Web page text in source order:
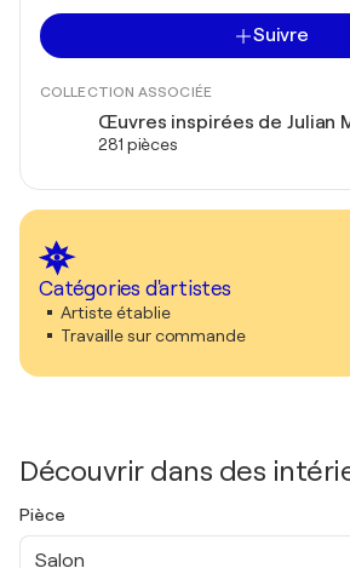
Suivre
COLLECTION ASSOCIÉE
Œuvres inspirées de Julian
281 pièces
Catégories d'artistes
Artiste établie
Travaille sur commande
Découvrir dans des
Pièce
Salon